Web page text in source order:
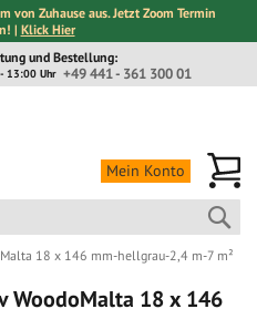
von Zuhause aus. Jetzt Zoom Termin
| Klick Hier
und Bestellung:
+49 441 - 361 300 01
13:00 Uhr
Mein Konto
18 x 146 mm-hellgrau-2,4 m-7 m²
WoodoMalta 18 x 146